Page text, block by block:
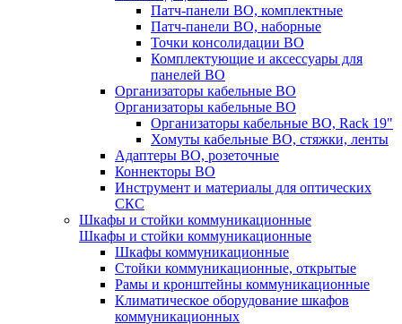
Патч-панели ВО, комплектные
Патч-панели ВО, наборные
Точки консолидации ВО
Комплектующие и аксессуары для
панелей ВО
Организаторы кабельные ВО
Организаторы кабельные ВО
Организаторы кабельные ВО, Rack 19"
Хомуты кабельные ВО, стяжки, ленты
Адаптеры ВО, розеточные
Коннекторы ВО
Инструмент и материалы для оптических
СКС
Шкафы и стойки коммуникационные
Шкафы и стойки коммуникационные
Шкафы коммуникационные
Стойки коммуникационные, открытые
Рамы и кронштейны коммуникационные
Климатическое оборудование шкафов
коммуникационных